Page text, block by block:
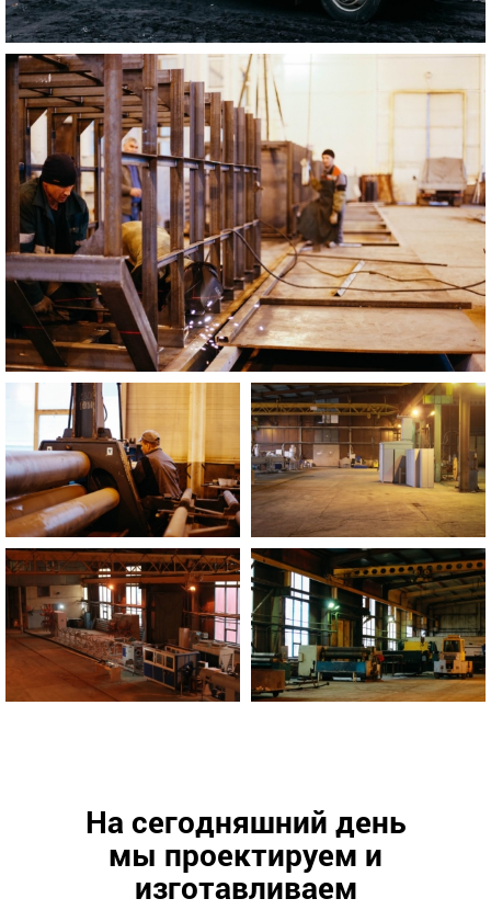
На сегодняшний день
мы проектируем и
изготавливаем